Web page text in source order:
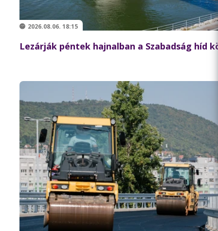
2026.08.06. 18:15
Lezárják péntek hajnalban a Szabadság híd